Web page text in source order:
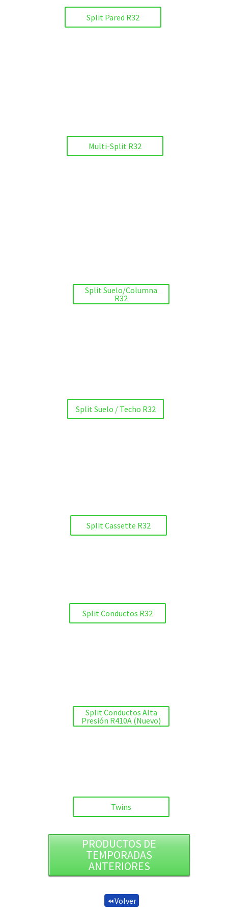
fast_rewindVolver
Multi-Split R32
Split Suelo/Columna
R32
Split Pared R32
Split Cassette R32
Split Conductos R32
Split Suelo / Techo R32
Twins
Split Conductos Alta
Presión R410A (Nuevo)
PRODUCTOS DE
TEMPORADAS
ANTERIORES